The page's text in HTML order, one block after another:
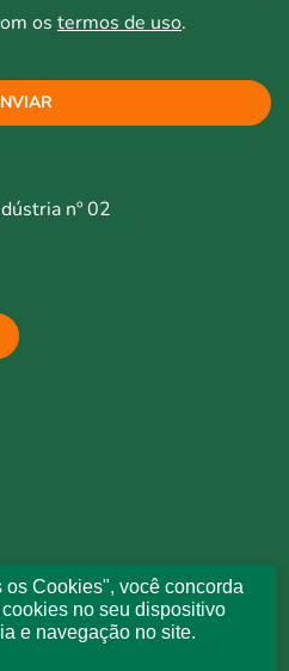
os termos de uso.
nº 02
Cookies", você concorda
no seu dispositivo
e navegação no site.